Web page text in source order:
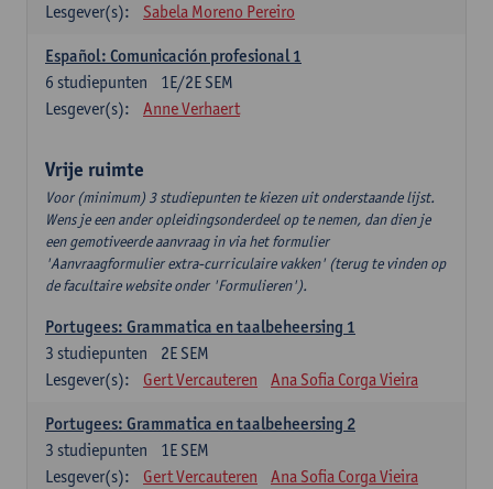
Lesgever(s):
Sabela Moreno Pereiro
Español: Comunicación profesional 1
1E/2E SEM
6 studiepunten
Lesgever(s):
Anne Verhaert
Vrije ruimte
Voor (minimum) 3 studiepunten te kiezen uit onderstaande lijst.
Wens je een ander opleidingsonderdeel op te nemen, dan dien je
een gemotiveerde aanvraag in via het formulier
'Aanvraagformulier extra-curriculaire vakken' (terug te vinden op
de facultaire website onder 'Formulieren').
Portugees: Grammatica en taalbeheersing 1
2E SEM
3 studiepunten
Lesgever(s):
Gert Vercauteren Ana Sofia Corga Vieira
Portugees: Grammatica en taalbeheersing 2
1E SEM
3 studiepunten
Lesgever(s):
Gert Vercauteren Ana Sofia Corga Vieira